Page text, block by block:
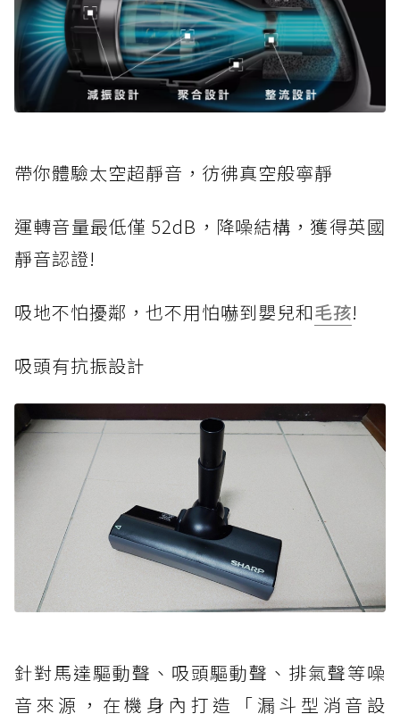
帶你體驗太空超靜音，彷彿真空般寧靜
運轉音量最低僅 52dB，降噪結構，獲得英國
靜音認證!
吸地不怕擾鄰，也不用怕嚇到嬰兒和毛孩!
吸頭有抗振設計
針對馬達驅動聲、吸頭驅動聲、排氣聲等噪
音來源，在機身內打造「漏斗型消音設